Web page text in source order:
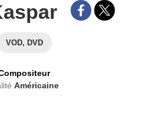
VOD, DVD
Américaine